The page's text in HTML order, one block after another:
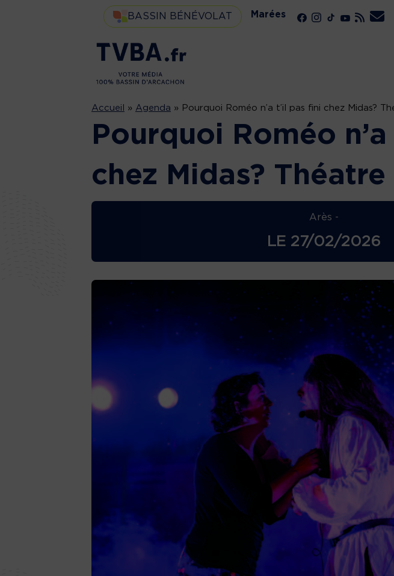
BASSIN BÉNÉVOLAT Marées
Accueil » Agenda » Pourquoi Roméo n’a t’il pas fini chez Midas?
Pourquoi Roméo
chez Midas? Théatre
Arès -
LE 27/02/2026